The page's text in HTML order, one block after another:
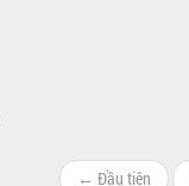
← Đầu tiên